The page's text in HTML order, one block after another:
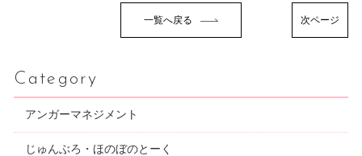
一覧へ戻る 次ページ
Category
アンガーマネジメント
じゅんぶろ・ほのぼのとーく